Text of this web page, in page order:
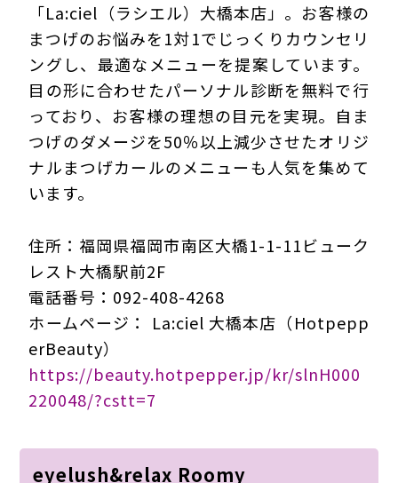
「La:ciel（ラシエル）大橋本店」。お客様の
まつげのお悩みを1対1でじっくりカウンセリ
ングし、最適なメニューを提案しています。
目の形に合わせたパーソナル診断を無料で行
っており、お客様の理想の目元を実現。自ま
つげのダメージを50％以上減少させたオリジ
ナルまつげカールのメニューも人気を集めて
います。
住所：福岡県福岡市南区大橋1-1-11ビューク
レスト大橋駅前2F
電話番号：092-408-4268
ホームページ： La:ciel 大橋本店（Hotpepp
erBeauty）
https://beauty.hotpepper.jp/kr/slnH000
220048/?cstt=7
eyelush&relax Roomy